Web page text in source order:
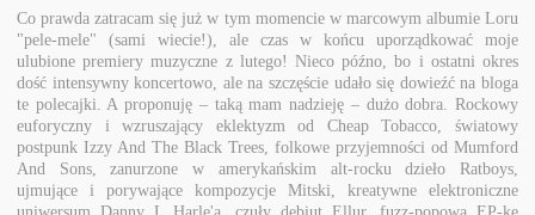
Co prawda zatracam się już w tym momencie w marcowym albumie Loru
"pele-mele" (sami wiecie!), ale czas w końcu uporządkować moje
ulubione premiery muzyczne z lutego! Nieco późno, bo i ostatni okres
dość intensywny koncertowo, ale na szczęście udało się dowieźć na bloga
te polecajki. A proponuję – taką mam nadzieję – dużo dobra. Rockowy
euforyczny i wzruszający eklektyzm od Cheap Tobacco, światowy
postpunk Izzy And The Black Trees, folkowe przyjemności od Mumford
And Sons, zanurzone w amerykańskim alt-rocku dzieło Ratboys,
ujmujące i porywające kompozycje Mitski, kreatywne elektroniczne